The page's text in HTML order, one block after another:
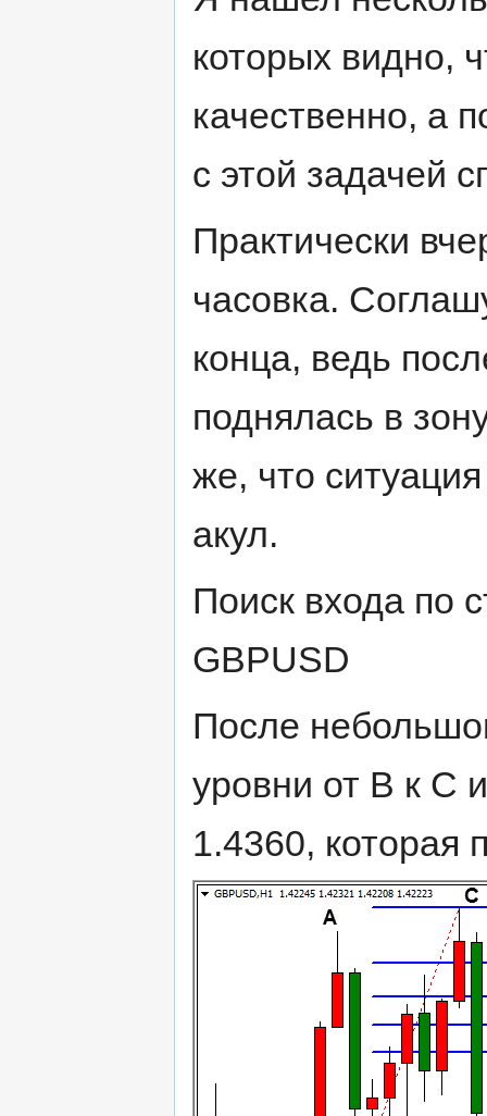
которых видно,
качественно, а
с этой задачей
Практически
часовка.
конца, ведь
поднялась в
же, что
акул.
Поиск входа по
GBPUSD
После
уровни от В к С
1.4360, которая